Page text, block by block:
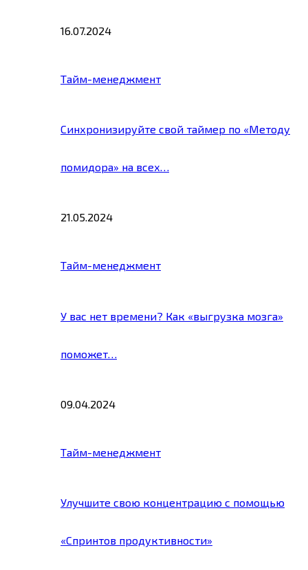
16.07.2024
Тайм-менеджмент
Синхронизируйте свой таймер по «Методу
помидора» на всех…
21.05.2024
Тайм-менеджмент
У вас нет времени? Как «выгрузка мозга»
поможет…
09.04.2024
Тайм-менеджмент
Улучшите свою концентрацию с помощью
«Спринтов продуктивности»